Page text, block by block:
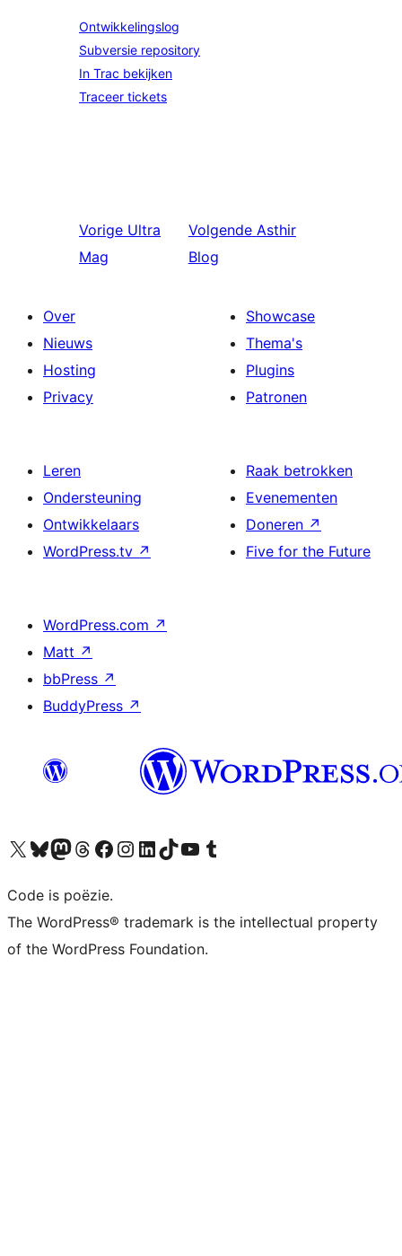
Ontwikkelingslog
Subversie repository
In Trac bekijken
Traceer tickets
Vorige Ultra
Mag
Volgende Asthir
Blog
Over
Nieuws
Hosting
Privacy
Showcase
Thema's
Plugins
Patronen
Leren
Ondersteuning
Ontwikkelaars
WordPress.tv ↗
Raak betrokken
Evenementen
Doneren ↗
Five for the Future
WordPress.com ↗
Matt ↗
bbPress ↗
BuddyPress ↗
Bezoek ons X (voorheen Twitter) account
Bezoek ons Bluesky account
Bezoek ons Mastodon account
Bezoek ons Threads account
Onze Facebook pagina bezoeken
Bezoek ons Instagram account
Bezoek ons LinkedIn account
Bezoek ons TikTok account
Bezoek ons YouTube kanaalBezoek ons Tumblr account
Code is poëzie.
The WordPress® trademark is the intellectual property
of the WordPress Foundation.